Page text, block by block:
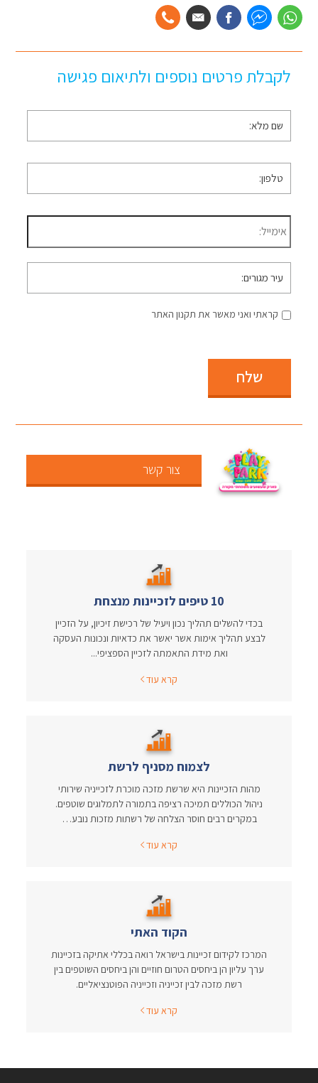
לקבלת פרטים נוספים ולתיאום פגישה
שם
מלא *
טלפון *
דוא״ל *
עיר
מגורים
קראתי ואני מאשר את תקנון האתר
שלח
צור קשר
10 טיפים לזכיינות מנצחת
בכדי להשלים תהליך נכון ויעיל של רכישת זיכיון, על הזכיין
לבצע תהליך אימות אשר יאשר את כדאיות ונכונות העסקה
ואת מידת התאמתה לזכיין הספציפי...
קרא עוד
לצמוח מסניף לרשת
מהות הזכיינות היא שרשת מזכה מוכרת לזכייניה שירותי
ניהול הכוללים תמיכה רציפה בתמורה לתמלוגים שוטפים.
במקרים רבים חוסר הצלחה של רשתות מזכות נובע…
קרא עוד
הקוד האתי
המרכז לקידום זכיינות בישראל רואה בכללי אתיקה בזכיינות
ערך עליון הן ביחסים הטרום חוזיים והן ביחסים השוטפים בין
רשת מזכה לבין זכייניה וזכייניה הפוטנציאליים.
קרא עוד